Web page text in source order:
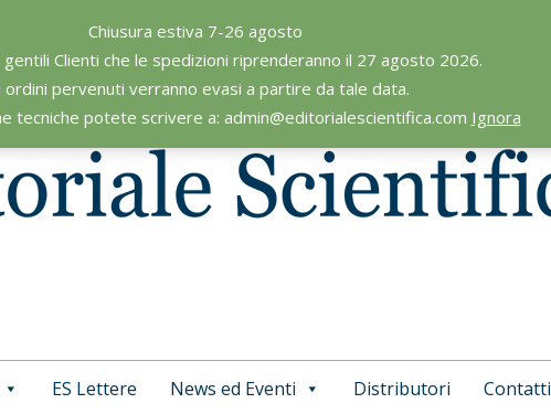
Chiusura estiva 7-26 agosto
gentili Clienti che le spedizioni riprenderanno il 27 agosto 2026.
ordini pervenuti verranno evasi a partire da tale data.
tecniche potete scrivere a: admin@editorialescientifica.com Ignora
Primary
ES Lettere News ed Eventi Distributori Contatti